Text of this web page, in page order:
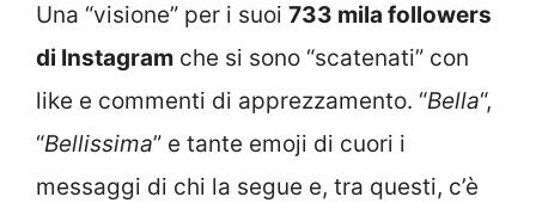
Una “visione” per i suoi 733 mila followers
di Instagram che si sono “scatenati” con
like e commenti di apprezzamento. “Bella“,
“Bellissima” e tante emoji di cuori i
messaggi di chi la segue e, tra questi, c’è